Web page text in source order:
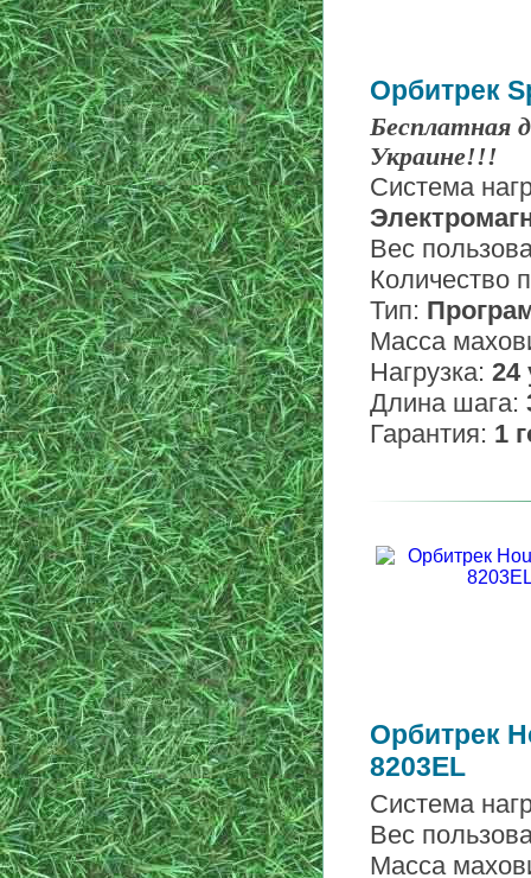
Орбитрек
Бесплатная
Украине!!!
Система
Вес
Количество
Тип:
Масса
Нагрузка: 24
Длина шага:
Гарантия: 1
Орбитрек
8203EL
Система
Вес
Масса